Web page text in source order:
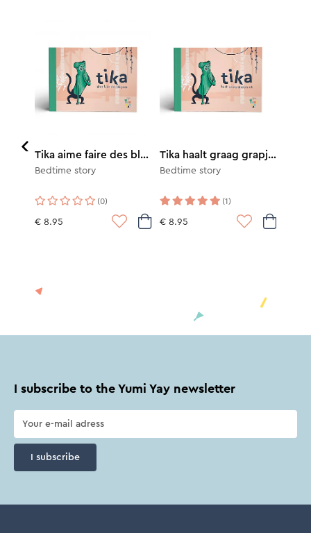
Tika aime faire des blagues
Bedtime story
(0)
€ 8.95
Tika haalt graag grapjes uit
Bedtime story
(1)
€ 8.95
I subscribe to the Yumi Yay newsletter
I subscribe